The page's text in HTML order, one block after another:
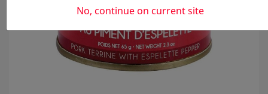
No, continue on current site